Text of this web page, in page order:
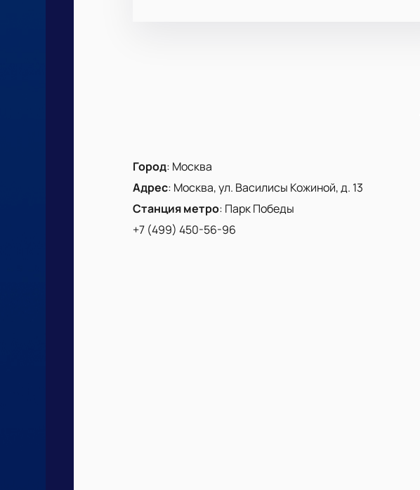
Город: Москва
Адрес: Москва, ул. Василисы Кожиной, д. 13
Станция метро: Парк Победы
+7 (499) 450-56-96